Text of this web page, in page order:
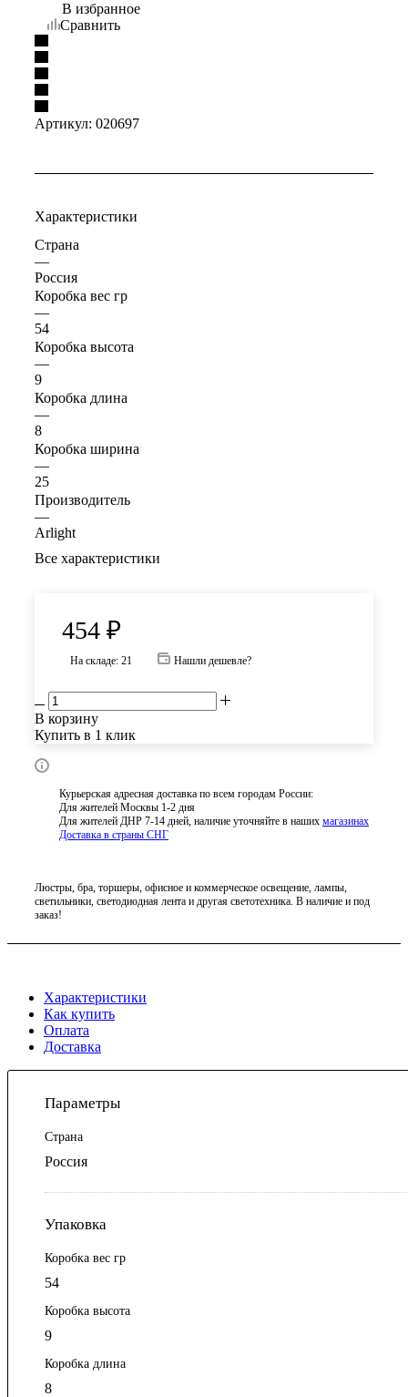
В избранное
Сравнить
Артикул: 020697
Характеристики
Страна
—
Россия
Коробка вес гр
—
54
Коробка высота
—
9
Коробка длина
—
8
Коробка ширина
—
25
Производитель
—
Arlight
Все характеристики
454 ₽
На складе: 21 Нашли дешевле?
В корзину
Купить в 1 клик
Курьерская адресная доставка по всем городам России:
Для жителей Москвы 1-2 дня
Для жителей ДНР 7-14 дней, наличие уточняйте в наших магазинах
Доставка в страны СНГ
Люстры, бра, торшеры, офисное и коммерческое освещение, лампы,
светильники, светодиодная лента и другая светотехника. В наличие и под
заказ!
Характеристики
Как купить
Оплата
Доставка
Параметры
Страна
Россия
Упаковка
Коробка вес гр
54
Коробка высота
9
Коробка длина
8